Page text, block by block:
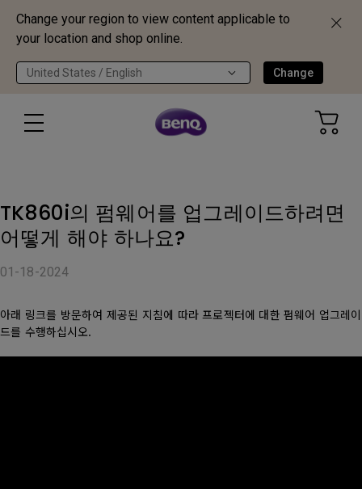
Change your region to view content applicable to
your location and shop online.
United States / English Change
TK860i의 펌웨어를 업그레이드하려면
어떻게 해야 하나요?
01-18-2024
아래 링크를 방문하여 제공된 지침에 따라 프로젝터에 대한 펌웨어 업그레이
드를 수행하십시오.